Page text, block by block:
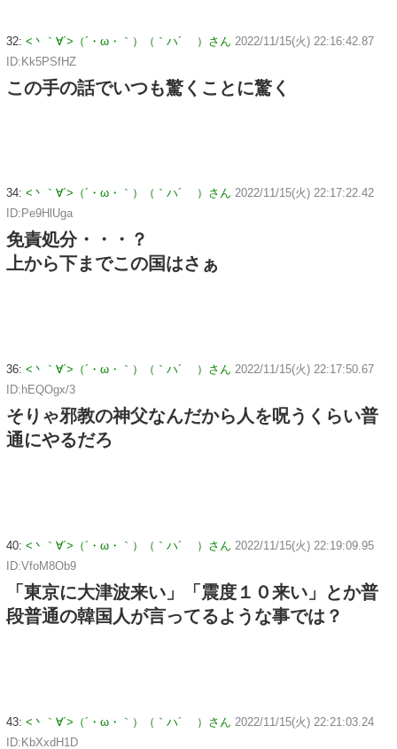
32: <丶｀∀´>（´・ω・｀）（｀ハ´ ）さん 2022/11/15(火) 22:16:42.87
ID:Kk5PSfHZ
この手の話でいつも驚くことに驚く
34: <丶｀∀´>（´・ω・｀）（｀ハ´ ）さん 2022/11/15(火) 22:17:22.42
ID:Pe9HlUga
免責処分・・・？
上から下までこの国はさぁ
36: <丶｀∀´>（´・ω・｀）（｀ハ´ ）さん 2022/11/15(火) 22:17:50.67
ID:hEQOgx/3
そりゃ邪教の神父なんだから人を呪うくらい普
通にやるだろ
40: <丶｀∀´>（´・ω・｀）（｀ハ´ ）さん 2022/11/15(火) 22:19:09.95
ID:VfoM8Ob9
「東京に大津波来い」「震度１０来い」とか普
段普通の韓国人が言ってるような事では？
43: <丶｀∀´>（´・ω・｀）（｀ハ´ ）さん 2022/11/15(火) 22:21:03.24
ID:KbXxdH1D